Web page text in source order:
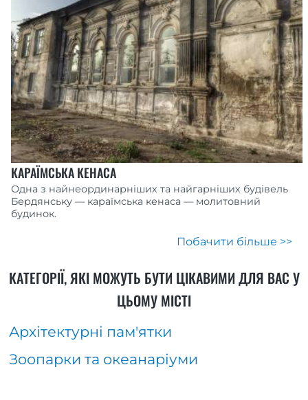
КАРАЇМСЬКА КЕНАСА
Одна з найнеординарніших та найгарніших будівель
Бердянську — караїмська кенаса — молитовний
будинок.
Побачити більше >>
КАТЕГОРІЇ, ЯКІ МОЖУТЬ БУТИ ЦІКАВИМИ ДЛЯ ВАС У
ЦЬОМУ МІСТІ
Архітектурні пам'ятки
Зоопарки та океанаріуми